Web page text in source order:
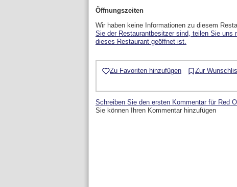
Öffnungszeiten
Wir haben keine Informationen zu diesem
Sie der Restaurantbesitzer sind, teilen Sie uns
dieses Restaurant geöffnet ist.
Zu Favoriten hinzufügen Zur
Schreiben Sie den ersten Kommentar für Red
Sie können Ihren Kommentar hinzufügen